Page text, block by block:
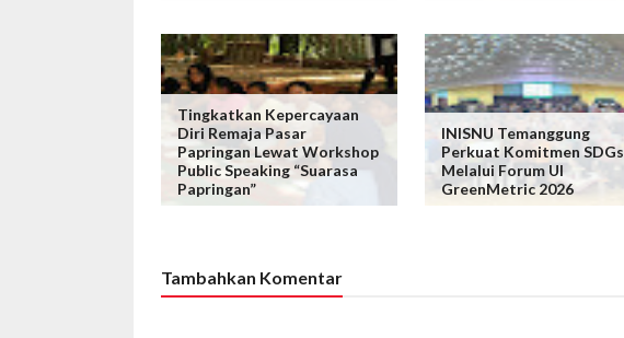
Tingkatkan Kepercayaan
Diri Remaja Pasar
Papringan Lewat Workshop
Public Speaking “Suarasa
Papringan”
INISNU Temanggung
Perkuat Komitmen SDGs
Melalui Forum UI
GreenMetric 2026
Tambahkan Komentar